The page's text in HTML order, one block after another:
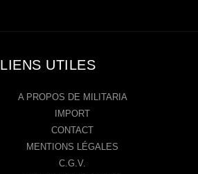
LIENS UTILES
A PROPOS DE MILITARIA
IMPORT
CONTACT
MENTIONS LÉGALES
C.G.V.